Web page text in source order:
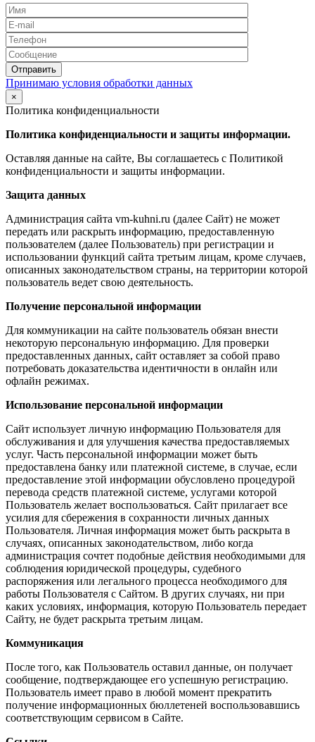
Принимаю условия обработки данных
×
Политика конфиденциальности
Политика конфиденциальности и защиты информации.
Оставляя данные на сайте, Вы соглашаетесь с Политикой
конфиденциальности и защиты информации.
Защита данных
Администрация сайта vm-kuhni.ru (далее Сайт) не может
передать или раскрыть информацию, предоставленную
пользователем (далее Пользователь) при регистрации и
использовании функций сайта третьим лицам, кроме случаев,
описанных законодательством страны, на территории которой
пользователь ведет свою деятельность.
Получение персональной информации
Для коммуникации на сайте пользователь обязан внести
некоторую персональную информацию. Для проверки
предоставленных данных, сайт оставляет за собой право
потребовать доказательства идентичности в онлайн или
офлайн режимах.
Использование персональной информации
Сайт использует личную информацию Пользователя для
обслуживания и для улучшения качества предоставляемых
услуг. Часть персональной информации может быть
предоставлена банку или платежной системе, в случае, если
предоставление этой информации обусловлено процедурой
перевода средств платежной системе, услугами которой
Пользователь желает воспользоваться. Сайт прилагает все
усилия для сбережения в сохранности личных данных
Пользователя. Личная информация может быть раскрыта в
случаях, описанных законодательством, либо когда
администрация сочтет подобные действия необходимыми для
соблюдения юридической процедуры, судебного
распоряжения или легального процесса необходимого для
работы Пользователя с Сайтом. В других случаях, ни при
каких условиях, информация, которую Пользователь передает
Сайту, не будет раскрыта третьим лицам.
Коммуникация
После того, как Пользователь оставил данные, он получает
сообщение, подтверждающее его успешную регистрацию.
Пользователь имеет право в любой момент прекратить
получение информационных бюллетеней воспользовавшись
соответствующим сервисом в Сайте.